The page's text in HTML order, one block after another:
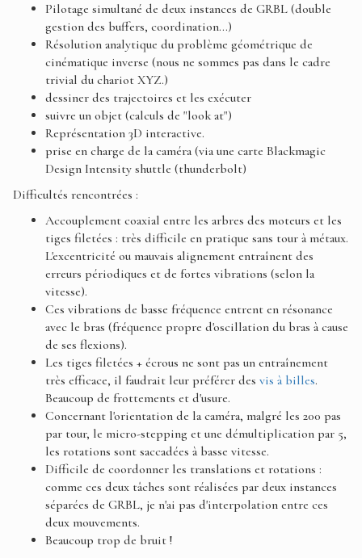
Pilotage simultané de deux instances de GRBL (double
gestion des buffers, coordination...)
Résolution analytique du problème géométrique de
cinématique inverse (nous ne sommes pas dans le cadre
trivial du chariot XYZ.)
dessiner des trajectoires et les exécuter
suivre un objet (calculs de "look at")
Représentation 3D interactive.
prise en charge de la caméra (via une carte Blackmagic
Design Intensity shuttle (thunderbolt)
Difficultés rencontrées :
Accouplement coaxial entre les arbres des moteurs et les
tiges filetées : très difficile en pratique sans tour à métaux.
L'excentricité ou mauvais alignement entraînent des
erreurs périodiques et de fortes vibrations (selon la
vitesse).
Ces vibrations de basse fréquence entrent en résonance
avec le bras (fréquence propre d'oscillation du bras à cause
de ses flexions).
Les tiges filetées + écrous ne sont pas un entraînement
très efficace, il faudrait leur préférer des vis à billes.
Beaucoup de frottements et d'usure.
Concernant l'orientation de la caméra, malgré les 200 pas
par tour, le micro-stepping et une démultiplication par 5,
les rotations sont saccadées à basse vitesse.
Difficile de coordonner les translations et rotations :
comme ces deux tâches sont réalisées par deux instances
séparées de GRBL, je n'ai pas d'interpolation entre ces
deux mouvements.
Beaucoup trop de bruit !